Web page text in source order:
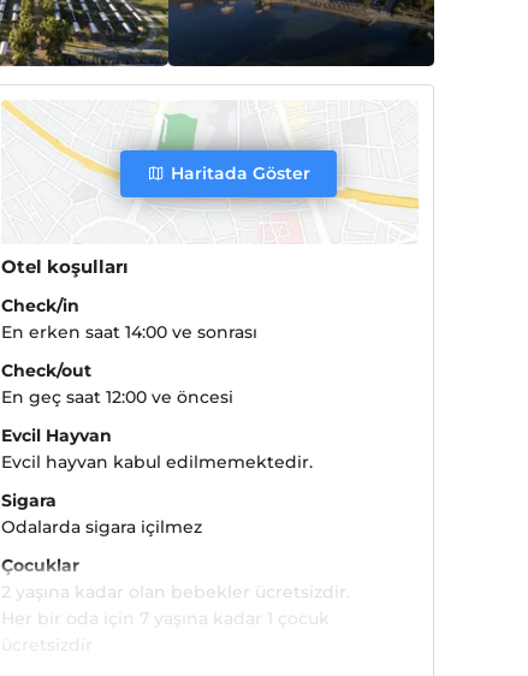
Haritada Göster
Otel koşulları
Check/in
En erken saat 14:00 ve sonrası
Check/out
En geç saat 12:00 ve öncesi
Evcil Hayvan
Evcil hayvan kabul edilmemektedir.
Sigara
Odalarda sigara içilmez
Çocuklar
2 yaşına kadar olan bebekler ücretsizdir.
Her bir oda için 7 yaşına kadar 1 çocuk
ücretsizdir